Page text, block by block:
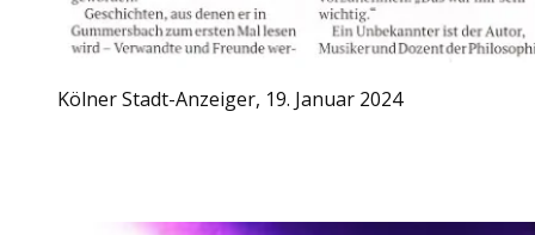
Kölner Stadt-Anzeiger, 19. Januar 2024